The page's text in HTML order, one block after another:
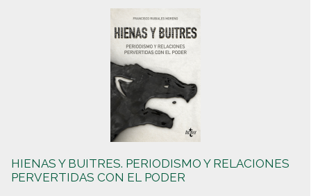
HIENAS Y BUITRES. PERIODISMO Y RELACIONES
PERVERTIDAS CON EL PODER